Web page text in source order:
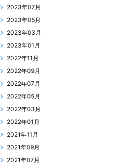
2023年07月
2023年05月
2023年03月
2023年01月
2022年11月
2022年09月
2022年07月
2022年05月
2022年03月
2022年01月
2021年11月
2021年09月
2021年07月